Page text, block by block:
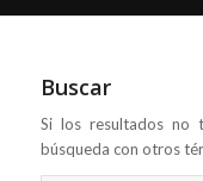
Buscar
Si los resultados no
búsqueda con otros